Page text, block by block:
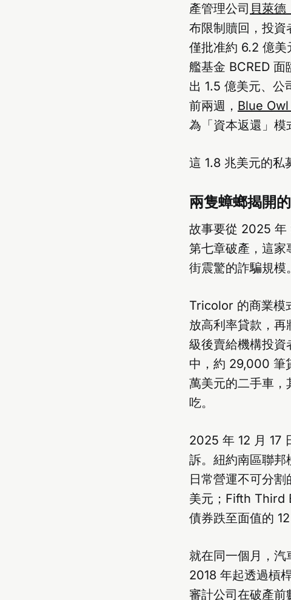
產管理公司 貝萊德
布限制贖回，投
僅批准約 6.2 億
艦基金 BCRED
出 1.5 億美元、公
前兩週， Blue
為「資本返還」
這 1.8 兆美元的私
兩隻蟑螂揭開
故事要從 2025 年
第七章破產，這家
街震驚的詐騙規模。
Tricolor 的商業模
放高利率貸款，
級後賣給機構投
中，約 29,000 筆
萬美元的二手車，
吃。
2025 年 12 月 17
訴。紐約南區聯
日常營運不可分
美元；Fifth Third
債券跌至面值的 12
就在同一個月，汽
2018 年起透過槓
審計公司在破產